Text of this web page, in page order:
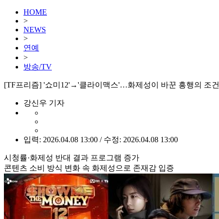
HOME
>
NEWS
>
연예
>
방송/TV
[TF프리즘] '쇼미12'→'클라이맥스'…화제성이 바꾼 흥행의 조건
강신우 기자
입력: 2026.04.08 13:00 / 수정: 2026.04.08 13:00
시청률·화제성 반대 결과 프로그램 증가
콘텐츠 소비 방식 변화 속 화제성으로 존재감 입증